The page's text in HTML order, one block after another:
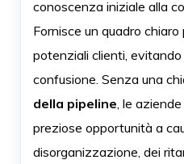
conoscenza iniziale alla
Fornisce un quadro
potenziali clienti,
confusione. Senza una
della pipeline, le
preziose opportunità a
disorganizzazione, dei